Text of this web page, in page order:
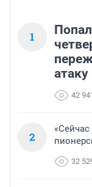
1
42
2
32